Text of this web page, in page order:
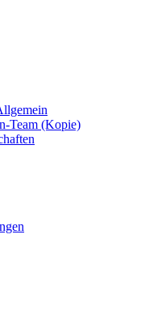
Team (Kopie)